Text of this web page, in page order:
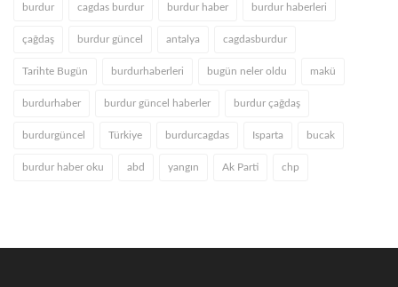
burdur cagdas burdur burdur haber burdur haberleri
çağdaş burdur güncel antalya cagdasburdur
Tarihte Bugün burdurhaberleri bugün neler oldu makü
burdurhaber burdur güncel haberler burdur çağdaş
burdurgüncel Türkiye burdurcagdas Isparta bucak
burdur haber oku abd yangın Ak Parti chp